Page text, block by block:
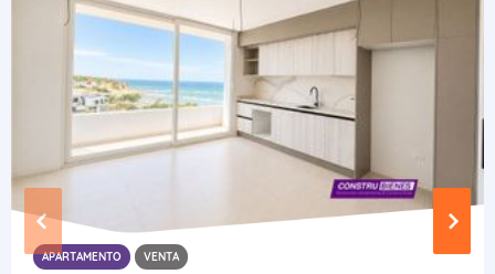
APARTAMENTO VENTA